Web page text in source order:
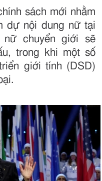
sách mới nhằm
dự nội dung nữ tại
nữ chuyển giới sẽ
trong khi một số
giới tính (DSD)